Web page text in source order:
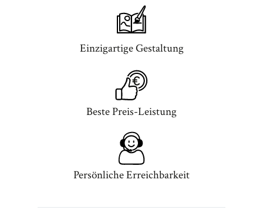
Einzigartige Gestaltung
Beste Preis-Leistung
Persönliche Erreichbarkeit